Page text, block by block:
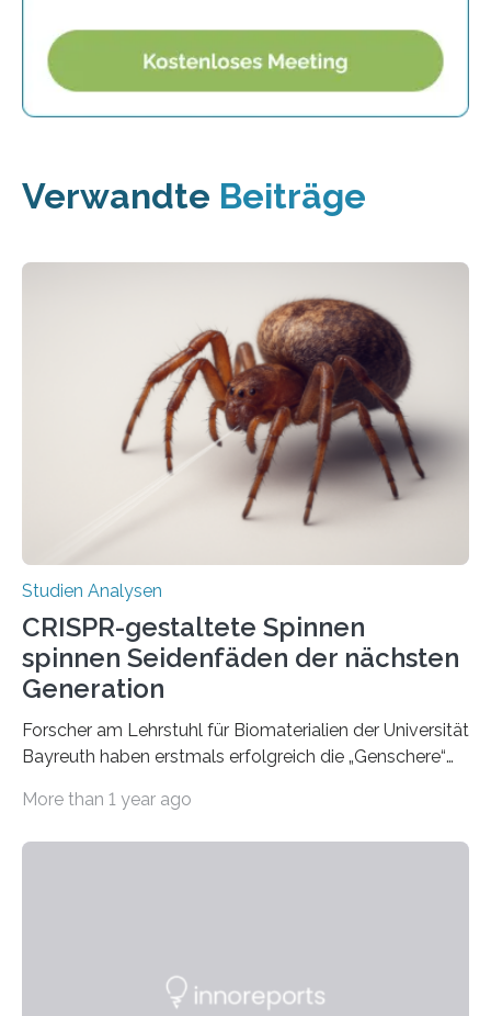
Verwandte Beiträge
Studien Analysen
CRISPR-gestaltete Spinnen
spinnen Seidenfäden der nächsten
Generation
Forscher am Lehrstuhl für Biomaterialien der Universität
Bayreuth haben erstmals erfolgreich die „Genschere“
produzierten nach der Gen-Editierung rot
biologisch abbaubar. Wenn es gelingt, die Produktion
More than 1 year ago